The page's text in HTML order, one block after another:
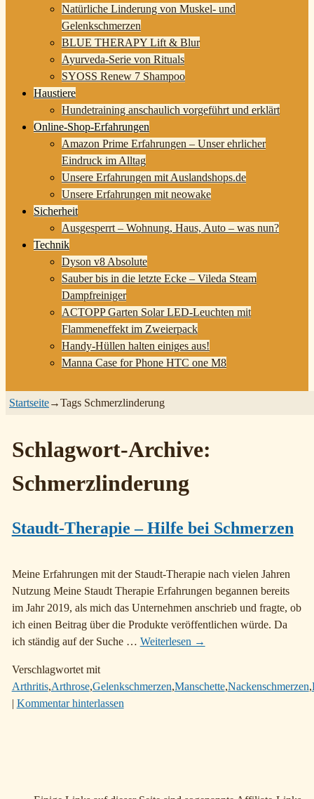
Natürliche Linderung von Muskel- und
Gelenkschmerzen
BLUE THERAPY Lift & Blur
Ayurveda-Serie von Rituals
SYOSS Renew 7 Shampoo
Haustiere
Hundetraining anschaulich vorgeführt und erklärt
Online-Shop-Erfahrungen
Amazon Prime Erfahrungen – Unser ehrlicher
Eindruck im Alltag
Unsere Erfahrungen mit Auslandshops.de
Unsere Erfahrungen mit neowake
Sicherheit
Ausgesperrt – Wohnung, Haus, Auto – was nun?
Technik
Dyson v8 Absolute
Sauber bis in die letzte Ecke – Vileda Steam
Dampfreiniger
ACTOPP Garten Solar LED-Leuchten mit
Flammeneffekt im Zweierpack
Handy-Hüllen halten einiges aus!
Manna Case for Phone HTC one M8
Startseite→Tags Schmerzlinderung
Schlagwort-Archive:
Schmerzlinderung
Staudt-Therapie – Hilfe bei Schmerzen
Meine Erfahrungen mit der Staudt-Therapie nach vielen Jahren
Nutzung Meine Staudt Therapie Erfahrungen begannen bereits
im Jahr 2019, als mich das Unternehmen anschrieb und fragte, ob
ich einen Beitrag über die Produkte veröffentlichen würde. Da
ich ständig auf der Suche … Weiterlesen →
Verschlagwortet mit
Arthritis,Arthrose,Gelenkschmerzen,Manschette,Nackenschmerzen,
| Kommentar hinterlassen